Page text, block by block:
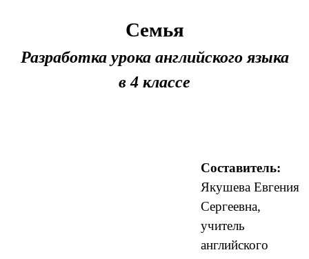
Семья
Разработка урока английского языка
в 4 классе
Составитель:
Якушева Евгения
Сергеевна,
учитель
английского